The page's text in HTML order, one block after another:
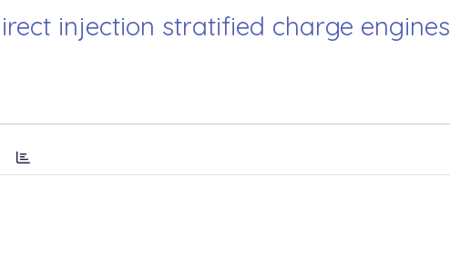
injection stratified charge engines